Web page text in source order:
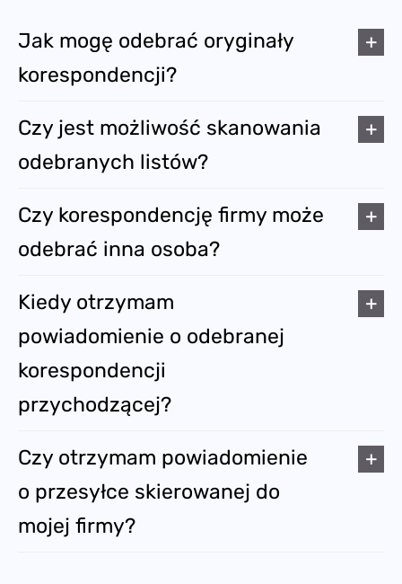
Jak mogę odebrać oryginały
korespondencji?
Czy jest możliwość skanowania
odebranych listów?
Czy korespondencję firmy może
odebrać inna osoba?
Kiedy otrzymam
powiadomienie o odebranej
korespondencji
przychodzącej?
Czy otrzymam powiadomienie
o przesyłce skierowanej do
mojej firmy?